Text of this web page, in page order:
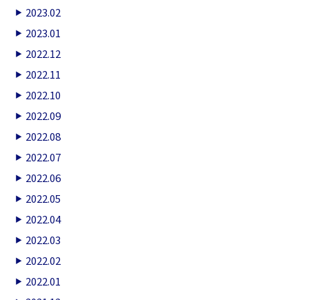
2023.02
2023.01
2022.12
2022.11
2022.10
2022.09
2022.08
2022.07
2022.06
2022.05
2022.04
2022.03
2022.02
2022.01